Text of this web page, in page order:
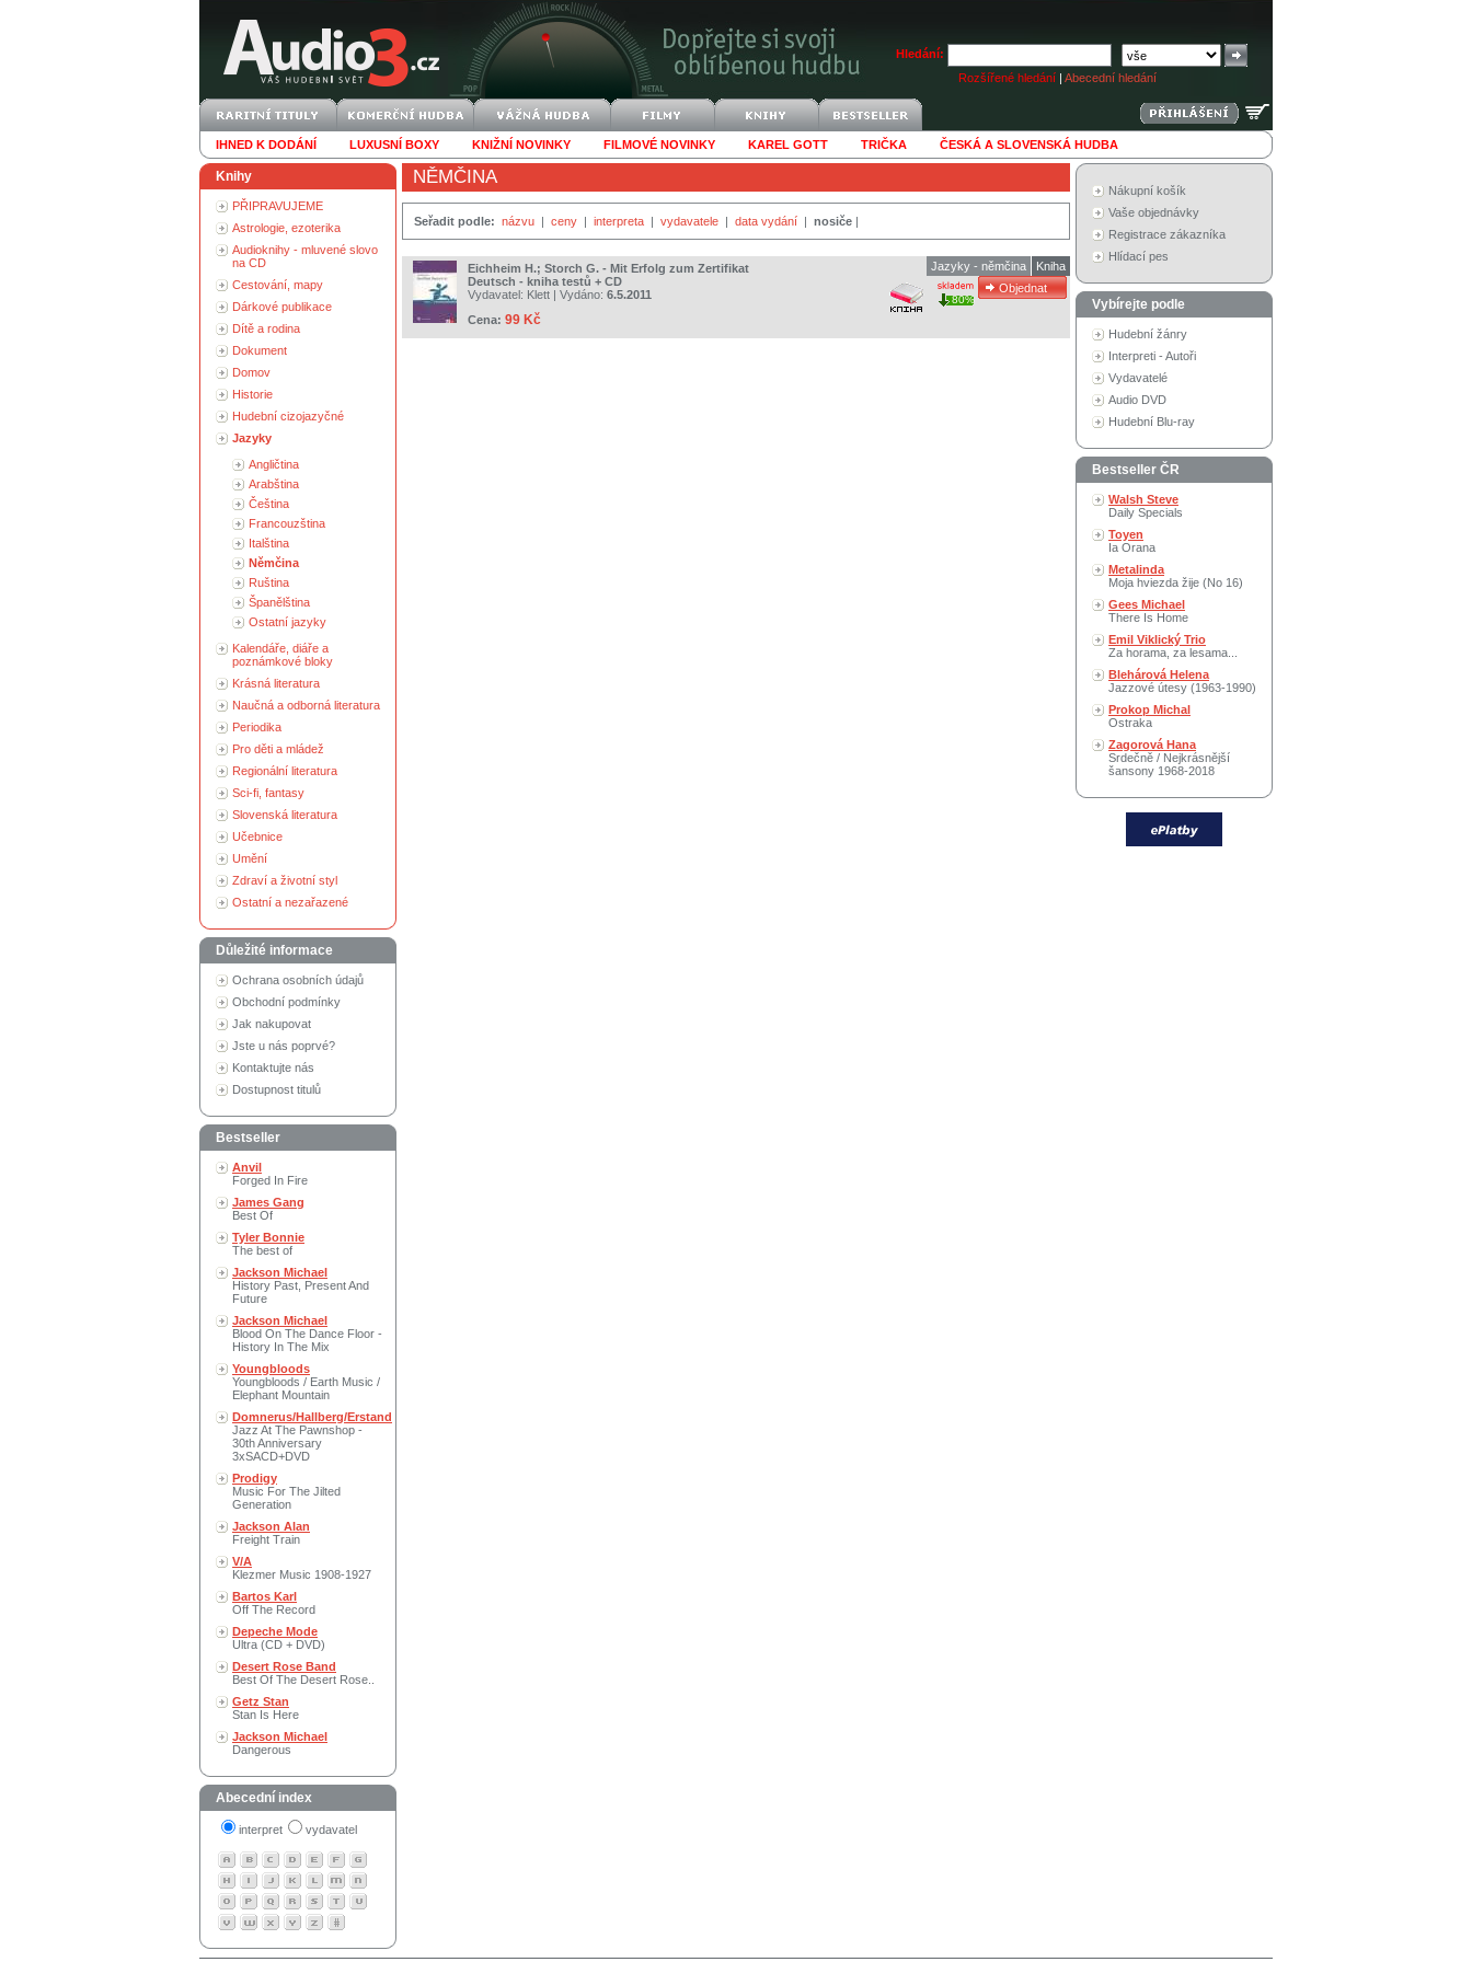
Hledání:
Rozšířené hledání | Abecední hledání
IHNED K DODÁNÍ LUXUSNÍ BOXY KNIŽNÍ NOVINKY FILMOVÉ NOVINKY KAREL GOTT TRIČKA ČESKÁ A SLOVENSKÁ HUDBA
Knihy
PŘIPRAVUJEME
Astrologie, ezoterika
Audioknihy - mluvené slovo
na CD
Cestování, mapy
Dárkové publikace
Dítě a rodina
Dokument
Domov
Historie
Hudební cizojazyčné
Jazyky
Angličtina
Arabština
Čeština
Francouzština
Italština
Němčina
Ruština
Španělština
Ostatní jazyky
Kalendáře, diáře a
poznámkové bloky
Krásná literatura
Naučná a odborná literatura
Periodika
Pro děti a mládež
Regionální literatura
Sci-fi, fantasy
Slovenská literatura
Učebnice
Umění
Zdraví a životní styl
Ostatní a nezařazené
Důležité informace
Ochrana osobních údajů
Obchodní podmínky
Jak nakupovat
Jste u nás poprvé?
Kontaktujte nás
Dostupnost titulů
Bestseller
Anvil
Forged In Fire
James Gang
Best Of
Tyler Bonnie
The best of
Jackson Michael
History Past, Present And
Future
Jackson Michael
Blood On The Dance Floor -
History In The Mix
Youngbloods
Youngbloods / Earth Music /
Elephant Mountain
Domnerus/Hallberg/Erstand
Jazz At The Pawnshop -
30th Anniversary
3xSACD+DVD
Prodigy
Music For The Jilted
Generation
Jackson Alan
Freight Train
V/A
Klezmer Music 1908-1927
Bartos Karl
Off The Record
Depeche Mode
Ultra (CD + DVD)
Desert Rose Band
Best Of The Desert Rose..
Getz Stan
Stan Is Here
Jackson Michael
Dangerous
Abecední index
interpret vydavatel
NĚMČINA
Seřadit podle: názvu | ceny | interpreta | vydavatele | data vydání | nosiče |
Eichheim H.; Storch G. - Mit Erfolg zum Zertifikat
Deutsch - kniha testů + CD
Vydavatel: Klett | Vydáno: 6.5.2011
Cena: 99 Kč
Kniha
Jazyky - němčina
80%
Nákupní košík
Vaše objednávky
Registrace zákazníka
Hlídací pes
Vybírejte podle
Hudební žánry
Interpreti - Autoři
Vydavatelé
Audio DVD
Hudební Blu-ray
Bestseller ČR
Walsh Steve
Daily Specials
Toyen
Ia Orana
Metalinda
Moja hviezda žije (No 16)
Gees Michael
There Is Home
Emil Viklický Trio
Za horama, za lesama...
Blehárová Helena
Jazzové útesy (1963-1990)
Prokop Michal
Ostraka
Zagorová Hana
Srdečně / Nejkrásnější
šansony 1968-2018